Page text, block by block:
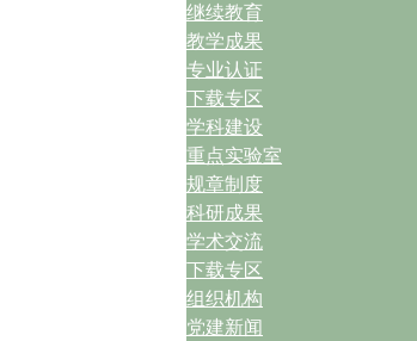
继续教育
教学成果
专业认证
下载专区
学科建设
重点实验室
规章制度
科研成果
学术交流
下载专区
组织机构
党建新闻